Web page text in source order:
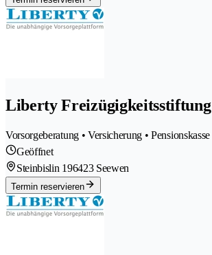
Liberty Freizügigkeitsstiftung
Vorsorgeberatung • Versicherung • Pensionskasse
Geöffnet
Steinbislin 196423 Seewen
Termin reservieren